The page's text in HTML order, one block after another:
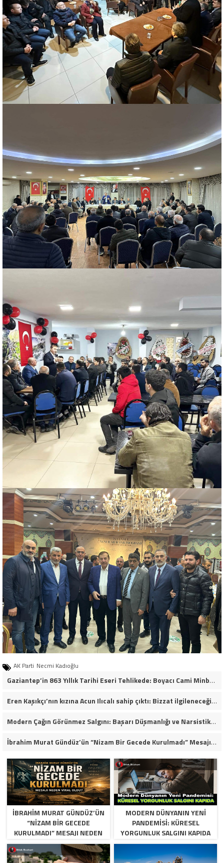
AK Parti Necmi Kadıoğlu
Gaziantep’in 863 Yıllık Tarihi Eseri Tehlikede: Boyacı Cami Minberi İçin “Restorasyon Durdurulsun” Çağrısı!
Eren Kaşıkçı’nın kızına Acun Ilıcalı sahip çıktı: Bizzat ilgileneceğim
Modern Çağın Görünmez Salgını: Başarı Düşmanlığı ve Narsistik Yükseliş
İbrahim Murat Gündüz’ün “Nizam Bir Gecede Kurulmadı” Mesajı Sosyal Medyada Geniş Yankı Uyandırdı
İBRAHIM MURAT GÜNDÜZ’ÜN
“NIZAM BIR GECEDE
KURULMADI” MESAJI NEDEN
VIRAL OLDU?
MODERN DÜNYANIN YENI
PANDEMISI: KÜRESEL
YORGUNLUK SALGINI KAPIDA